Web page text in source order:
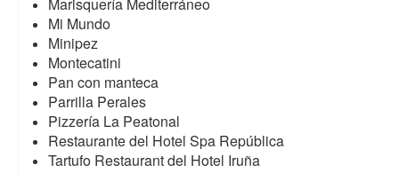
Mi Mundo
Minipez
Montecatini
Pan con manteca
Parrilla Perales
Pizzería La Peatonal
Restaurante del Hotel Spa República
Tartufo Restaurant del Hotel Iruña